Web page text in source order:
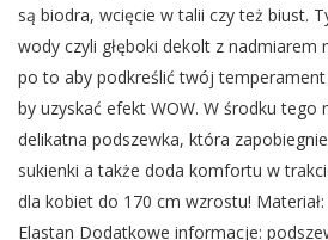
są biodra, wcięcie w talii czy też biust.
wody czyli głęboki dekolt z nadmiarem
po to aby podkreślić twój
by uzyskać efekt WOW. W środku tego
delikatna podszewka, która
sukienki a także doda komfortu w
dla kobiet do 170 cm wzrostu!
Elastan Dodatkowe informacje: